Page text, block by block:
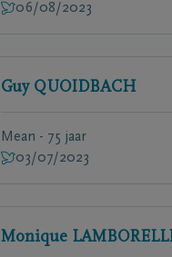
06/08/2023
Guy QUOIDBACH
Mean - 75 jaar
03/07/2023
Monique